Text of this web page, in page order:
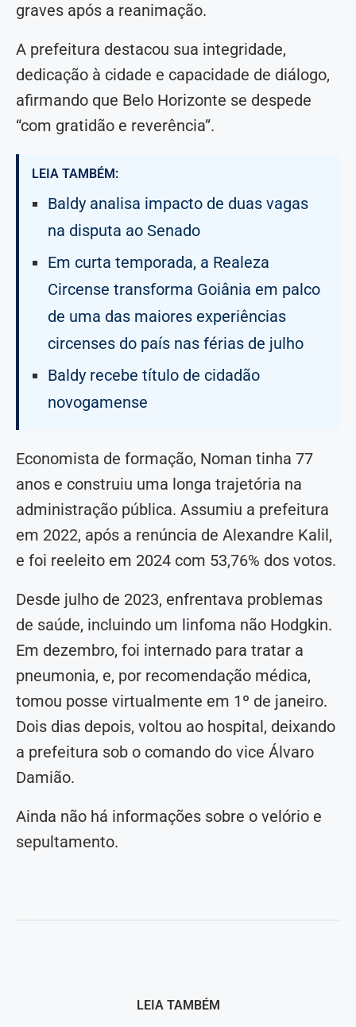
graves após a reanimação.
A prefeitura destacou sua integridade,
dedicação à cidade e capacidade de diálogo,
afirmando que Belo Horizonte se despede
“com gratidão e reverência”.
LEIA TAMBÉM:
Baldy analisa impacto de duas vagas
na disputa ao Senado
Em curta temporada, a Realeza
Circense transforma Goiânia em palco
de uma das maiores experiências
circenses do país nas férias de julho
Baldy recebe título de cidadão
novogamense
Economista de formação, Noman tinha 77
anos e construiu uma longa trajetória na
administração pública. Assumiu a prefeitura
em 2022, após a renúncia de Alexandre Kalil,
e foi reeleito em 2024 com 53,76% dos votos.
Desde julho de 2023, enfrentava problemas
de saúde, incluindo um linfoma não Hodgkin.
Em dezembro, foi internado para tratar a
pneumonia, e, por recomendação médica,
tomou posse virtualmente em 1º de janeiro.
Dois dias depois, voltou ao hospital, deixando
a prefeitura sob o comando do vice Álvaro
Damião.
Ainda não há informações sobre o velório e
sepultamento.
LEIA TAMBÉM